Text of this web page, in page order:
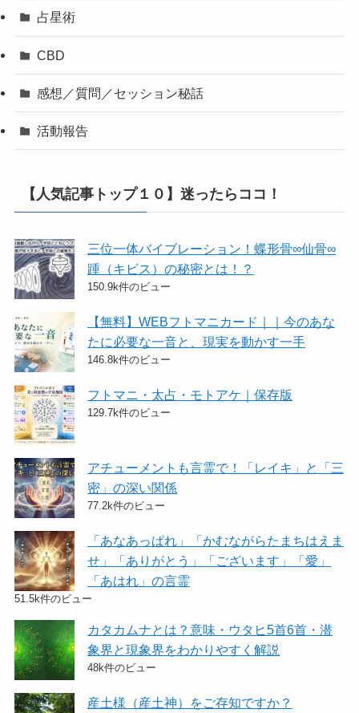
占星術
CBD
感想／質問／セッション秘話
活動報告
【人気記事トップ１０】迷ったらココ！
三位一体バイブレーション！蝶形骨∞仙骨∞
踵（キビス）の秘密とは！？
150.9k件のビュー
【無料】WEBフトマニカード｜｜今のあな
たに必要な一音と、現実を動かす一手
146.8k件のビュー
フトマニ・太占・モトアケ｜保存版
129.7k件のビュー
アチューメントも言霊で！「レイキ」と「三
密」の深い関係
77.2k件のビュー
「あなあっぱれ」「かむながらたまちはえま
せ」「ありがとう」「ございます」「愛」
「あはれ」の言霊
51.5k件のビュー
カタカムナとは？意味・ウタヒ5首6首・潜
象界と現象界をわかりやすく解説
48k件のビュー
産土様（産土神）をご存知ですか？